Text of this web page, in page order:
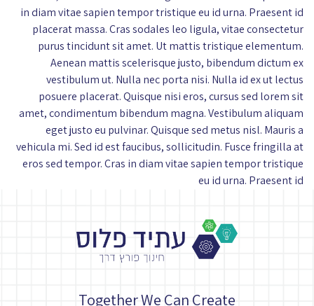
in diam vitae sapien tempor tristique eu id urna. Praesent id
placerat massa. Cras sodales leo ligula, vitae consectetur
purus tincidunt sit amet. Ut mattis tristique elementum.
Aenean mattis scelerisque justo, bibendum dictum ex
vestibulum ut. Nulla nec porta nisi. Nulla id ex ut lectus
posuere placerat. Quisque nisi eros, cursus sed lorem sit
amet, condimentum bibendum magna. Vestibulum aliquam
eget justo eu pulvinar. Quisque sed metus nisl. Mauris a
vehicula mi. Sed id est faucibus, sollicitudin. Fusce fringilla at
eros sed tempor. Cras in diam vitae sapien tempor tristique
eu id urna. Praesent id
Together We Can Create